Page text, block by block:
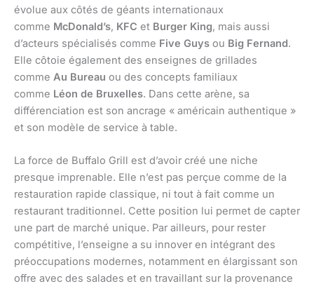
évolue aux côtés de géants internationaux
comme McDonald’s, KFC et Burger King, mais aussi
d’acteurs spécialisés comme Five Guys ou Big Fernand.
Elle côtoie également des enseignes de grillades
comme Au Bureau ou des concepts familiaux
comme Léon de Bruxelles. Dans cette arène, sa
différenciation est son ancrage « américain authentique »
et son modèle de service à table.
La force de Buffalo Grill est d’avoir créé une niche
presque imprenable. Elle n’est pas perçue comme de la
restauration rapide classique, ni tout à fait comme un
restaurant traditionnel. Cette position lui permet de capter
une part de marché unique. Par ailleurs, pour rester
compétitive, l’enseigne a su innover en intégrant des
préoccupations modernes, notamment en élargissant son
offre avec des salades et en travaillant sur la provenance